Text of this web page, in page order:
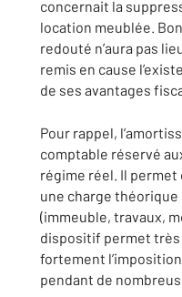
concernait la
location meublée.
redouté n’aura pas
remis en cause
de ses avantages
Pour rappel,
comptable réservé
régime réel. Il
une charge
(immeuble, travaux,
dispositif permet
fortement
pendant de